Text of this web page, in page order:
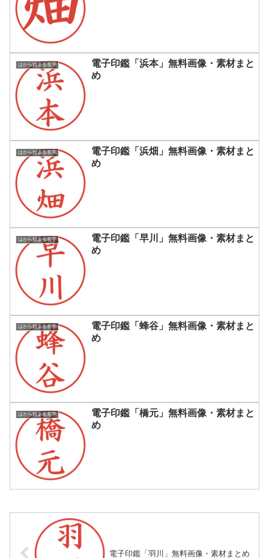
はから始まる名字
電子印鑑「浜本」無料画像・素材まと
め
はから始まる名字
電子印鑑「浜畑」無料画像・素材まと
め
はから始まる名字
電子印鑑「早川」無料画像・素材まと
め
はから始まる名字
電子印鑑「蜂谷」無料画像・素材まと
め
はから始まる名字
電子印鑑「橋元」無料画像・素材まと
め
電子印鑑「羽川」無料画像・素材まとめ